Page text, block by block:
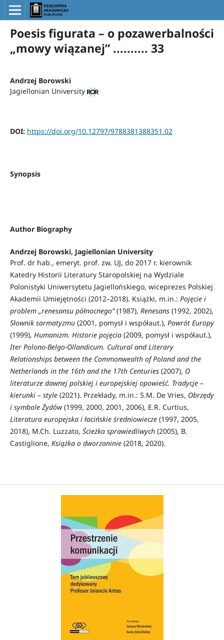
Poesis figurata – o pozawerbalności
„mowy wiązanej” .......... 33
Andrzej Borowski
Jagiellonian University
DOI: https://doi.org/10.12797/9788381388351.02
Synopsis
Author Biography
Andrzej Borowski, Jagiellonian University
Prof. dr hab., emeryt. prof. zw. UJ, do 2017 r. kierownik
Katedry Historii Literatury Staropolskiej na Wydziale
Polonistyki Uniwersytetu Jagiellońskiego, wiceprezes Polskiej
Akademii Umiejętności (2012–2018). Książki, m.in.: Pojęcie i
problem „renesansu północnego”(1987), Renesans(1992, 2002),
Słownik sarmatyzmu(2001, pomysł i współaut.), Powrót Europy
(1999), Humanizm. Historie pojęcia(2009, pomysł i współaut.),
Iter Polono-Belgo-Ollandicum. Cultural and Literary
Relationships between the Commonwealth of Poland and the
Netherlands in the 16th and the 17th Centuries(2007), O
literaturze dawnej polskiej i europejskiej opowieść. Tradycje –
kierunki – style(2021). Przekłady, m.in.: S.M. De Vries, Obrzędy
i symbole Żydów(1999, 2000, 2001, 2006), E.R. Curtius,
Literatura europejska i łacińskie średniowiecze(1997, 2005,
2018), M.Ch. Luzzato, Ścieżka sprawiedliwych(2005), B.
Castiglione, Książka o dworzaninie(2018, 2020).